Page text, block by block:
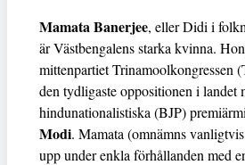
Mamata Banerjee, eller Didi i
är Västbengalens starka kvinna.
mittenpartiet Trinamoolkongressen
den tydligaste oppositionen i landet
hindunationalistiska (BJP)
Modi. Mamata (omnämns
upp under enkla förhållanden med